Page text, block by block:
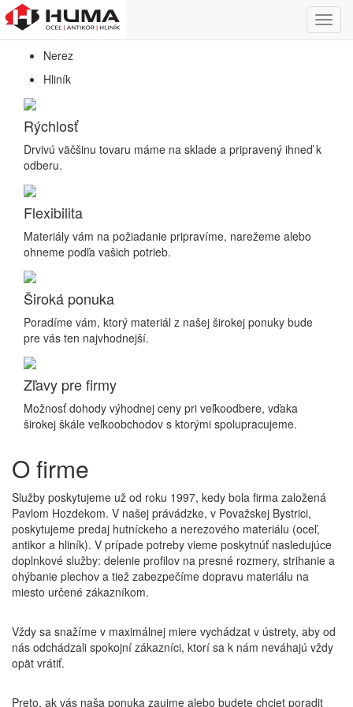
Predaj hutníckeho a nerezového materiálu
Oceľ
Nerez
Hliník
Rýchlosť
Drvivú väčšinu tovaru máme na sklade a pripravený ihneď k
odberu.
Flexibilita
Materiály vám na požiadanie pripravíme, narežeme alebo
ohneme podľa vašich potrieb.
Široká ponuka
Poradíme vám, ktorý materiál z našej širokej ponuky bude
pre vás ten najvhodnejší.
Zľavy pre firmy
Možnosť dohody výhodnej ceny pri veľkoodbere, vďaka
širokej škále veľkoobchodov s ktorými spolupracujeme.
O firme
Služby poskytujeme už od roku 1997, kedy bola firma založená
Pavlom Hozdekom. V našej právádzke, v Považskej Bystrici,
poskytujeme predaj hutníckeho a nerezového materiálu (oceľ,
antikor a hliník). V prípade potreby vieme poskytnúť nasledujúce
doplnkové služby: delenie profilov na presné rozmery, strihanie a
ohýbanie plechov a tiež zabezpečíme dopravu materiálu na
miesto určené zákazníkom.
Vždy sa snažíme v maximálnej miere vychádzat v ústrety, aby od
nás odchádzali spokojní zákazníci, ktorí sa k nám neváhajú vždy
opät vrátiť.
Preto, ak vás naša ponuka zaujme alebo budete chciet poradit